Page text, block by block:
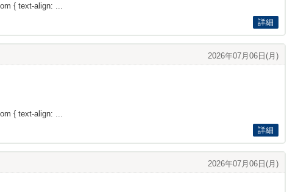
{ text-align: ...
詳細
2026年07月06日(月)
{ text-align: ...
詳細
2026年07月06日(月)